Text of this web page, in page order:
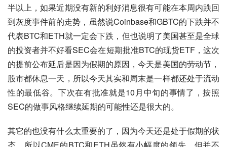
半以上，如果近期没有新的利好消息很有可能在本周内跌回
到灰度事件前的走势，虽然说Coinbase和GBTC的下跌并不
代表BTC和ETH就一定会下跌，但也说明了美国甚至是全球
的投资者并不好看SEC会在短期批准BTC的现货ETF，这次
的提前公布延后是因为假期的原因，今天是美国的劳动节，
股市都休息一天，所以今天其实和周末是一样都还处于流动
性的最低谷。下次在有批准就是10月中旬的事情了，按照
SEC的做事风格继续延期的可能性还是很大的。
其它的也没有什么太重要的了，因为今天还是处于假期的状